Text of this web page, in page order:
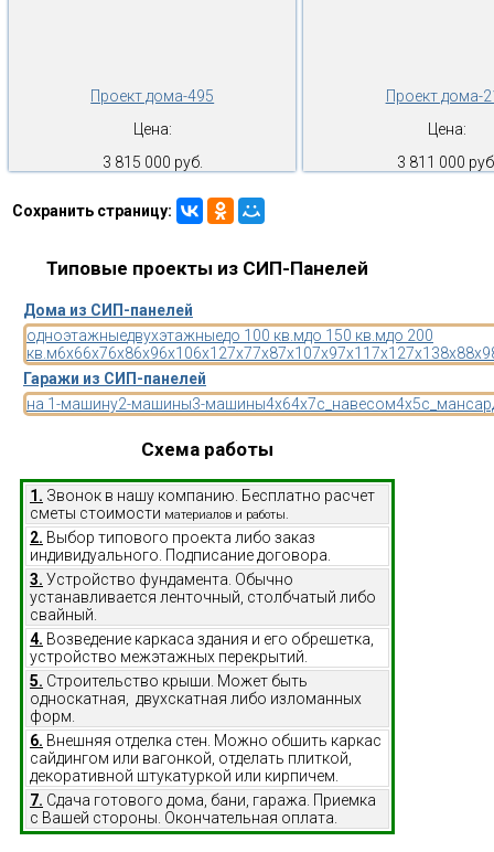
Проект дома-495
Цена:
3 815 000 руб.
Проект дома-
Цена:
3 811 000
Сохранить страницу:
Типовые проекты из СИП-Панелей
Дома из СИП-панелей
одноэтажныедвухэтажныедо 100 кв.мдо 150 кв.мдо 200
кв.м6x66x76x86x96x106x127x77x87x107x97x11 7x127x138x88x9
Гаражи из СИП-панелей
на 1-машину2-машины3-машины4x64x7с_навесом4x5
Схема работы
1. Звонок в нашу компанию. Бесплатно расчет
сметы стоимости материалов и работы.
2. Выбор типового проекта либо заказ
индивидуального. Подписание договора.
3. Устройство фундамента. Обычно
устанавливается ленточный, столбчатый либо
свайный.
4. Возведение каркаса здания и его обрешетка,
устройство межэтажных перекрытий.
5. Строительство крыши. Может быть
односкатная, двухскатная либо изломанных
форм.
6. Внешняя отделка стен. Можно обшить каркас
сайдингом или вагонкой, отделать плиткой,
декоративной штукатуркой или кирпичем.
7. Сдача готового дома, бани, гаража. Приемка
с Вашей стороны. Окончательная оплата.